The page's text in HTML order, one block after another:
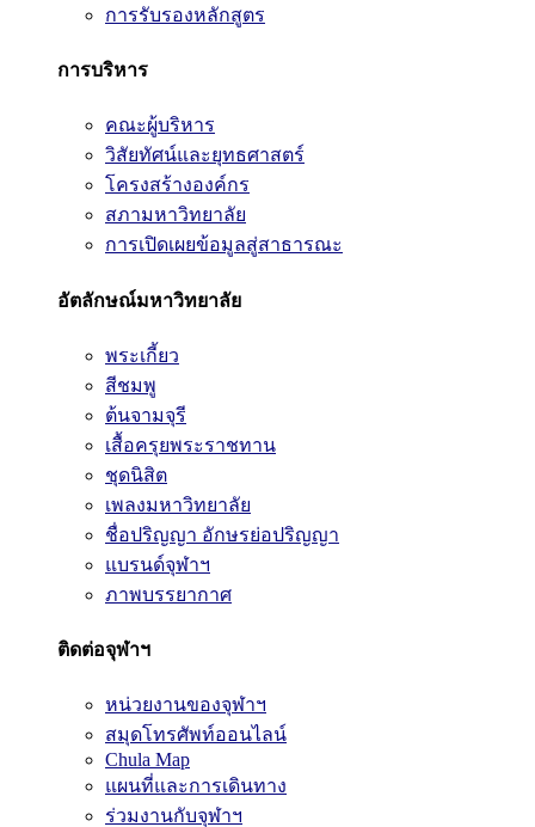
การรับรองหลักสูตร
การบริหาร
คณะผู้บริหาร
วิสัยทัศน์และยุทธศาสตร์
โครงสร้างองค์กร
สภามหาวิทยาลัย
การเปิดเผยข้อมูลสู่สาธารณะ
อัตลักษณ์มหาวิทยาลัย
พระเกี้ยว
สีชมพู
ต้นจามจุรี
เสื้อครุยพระราชทาน
ชุดนิสิต
เพลงมหาวิทยาลัย
ชื่อปริญญา อักษรย่อปริญญา
แบรนด์จุฬาฯ
ภาพบรรยากาศ
ติดต่อจุฬาฯ
หน่วยงานของจุฬาฯ
สมุดโทรศัพท์ออนไลน์
Chula Map
แผนที่และการเดินทาง
ร่วมงานกับจุฬาฯ